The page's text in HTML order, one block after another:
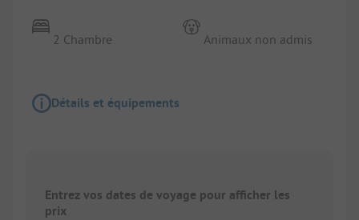
2 Chambre Animaux non admis
Détails et équipements
Entrez vos dates de voyage pour afficher les
prix